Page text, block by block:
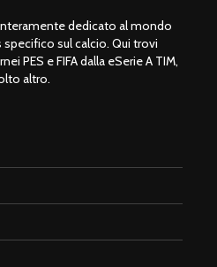
dedicato al mondo
sul calcio. Qui trovi
PES e FIFA dalla eSerie A TIM,
altro.